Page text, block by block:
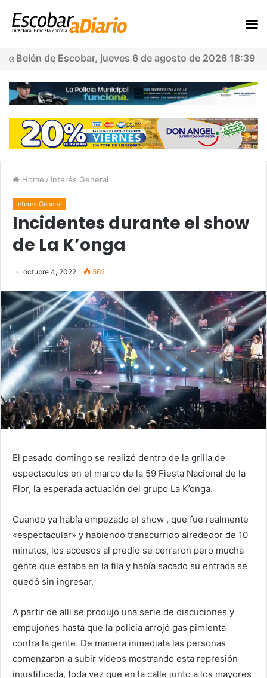
Belén de Escobar, jueves 6 de agosto de 2026 18:39
Home / Interés General
Interés General
Incidentes durante el show
de La K’onga
octubre 4, 2022 562
El pasado domingo se realizó dentro de la grilla de
espectaculos en el marco de la 59 Fiesta Nacional de la
Flor, la esperada actuación del grupo La K’onga.
Cuando ya había empezado el show , que fue realmente
«espectacular» y habiendo transcurrido alrededor de 10
minutos, los accesos al predio se cerraron pero mucha
gente que estaba en la fila y había sacado su entrada se
quedó sin ingresar.
A partir de alli se produjo una serie de discuciones y
empujones hasta que la policia arrojó gas pimienta
contra la gente. De manera inmediata las personas
comenzaron a subir videos mostrando esta represión
injustificada, toda vez que en la calle junto a los mayores